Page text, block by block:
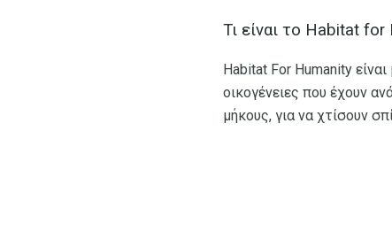
Τι είναι το Habitat for
Habitat For Humanity
οικογένειες που έχουν
μήκους, για να χτίσουν